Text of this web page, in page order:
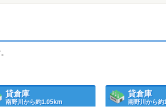
貸倉庫
南野川から約1.05km
貸倉庫
南野川から